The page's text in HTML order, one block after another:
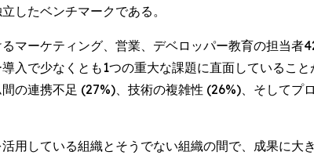
したベンチマークである。
マーケティング、営業、デベロッパー教育の担当
入で少なくとも1つの重大な課題に直面しているこ
の連携不足 (27%)、技術の複雑性 (26%)、そして
用している組織とそうでない組織の間で、成果に